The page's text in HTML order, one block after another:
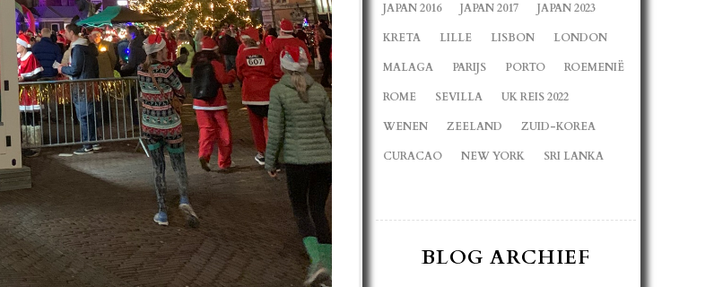
JAPAN 2016 JAPAN 2017 JAPAN 2023
KRETA LILLE LISBON LONDON
MALAGA PARIJS PORTO ROEMENIË
ROME SEVILLA UK REIS 2022
WENEN ZEELAND ZUID-KOREA
CURACAO NEW YORK SRI LANKA
BLOG ARCHIEF